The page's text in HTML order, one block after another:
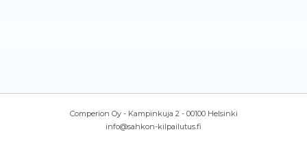
Comperion Oy - Kampinkuja 2 - 00100 Helsinki
info@sahkon-kilpailutus.fi